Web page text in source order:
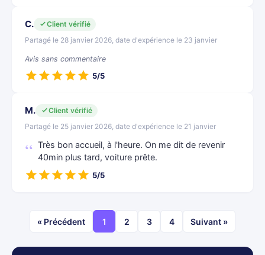
C.
Client vérifié
Partagé le 28 janvier 2026, date d'expérience le 23 janvier
Avis sans commentaire
5/5
M.
Client vérifié
Partagé le 25 janvier 2026, date d'expérience le 21 janvier
Très bon accueil, à l'heure. On me dit de revenir
40min plus tard, voiture prête.
5/5
« Précédent 1 2 3 4 Suivant »